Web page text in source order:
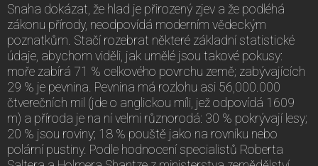
Snaha dokázat, že hlad je přirozený zjev a že podléhá
zákonu přírody, neodpovídá moderním vědeckým
poznatkům. Stačí rozebrat některé základní statistické
údaje, abychom viděli, jak umělé jsou takové pokusy:
moře zabírá 71 % celkového povrchu země; zabývajících
29 % je pevnina. Pevnina má rozlohu asi 56,000.000
čtverečních mil (jde o anglickou míli, jež odpovídá 1609
m) a příroda je na ní velmi různorodá: 30 % pokrývají lesy;
20 % jsou roviny; 18 % pouště jako na rovníku nebo
polární pustiny. Podle hodnocení specialistů Roberta